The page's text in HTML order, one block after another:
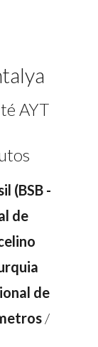
AYT
(BSB -
de
de
/